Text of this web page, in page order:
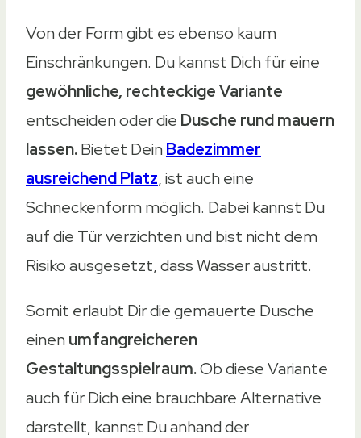
Von der Form gibt es ebenso kaum
Einschränkungen. Du kannst Dich für eine
gewöhnliche, rechteckige Variante
entscheiden oder die Dusche rund mauern
lassen.Bietet DeinBadezimmer
ausreichend Platz, ist auch eine
Schneckenform möglich. Dabei kannst Du
auf die Tür verzichten und bist nicht dem
Risiko ausgesetzt, dass Wasser austritt.
Somit erlaubt Dir die gemauerte Dusche
einenumfangreicheren
Gestaltungsspielraum.Ob diese Variante
auch für Dich eine brauchbare Alternative
darstellt, kannst Du anhand der